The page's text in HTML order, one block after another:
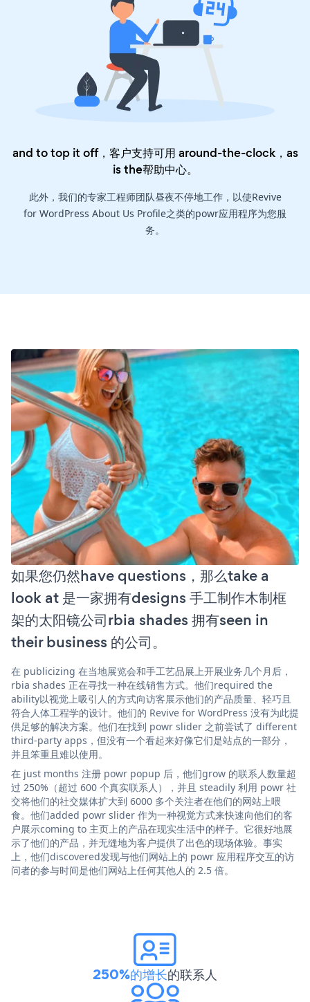
and to top it off，客户支持可用 around-the-clock，as
is the帮助中心。
此外，我们的专家工程师团队昼夜不停地工作，以使Revive
for WordPress About Us Profile之类的powr应用程序为您服
务。
如果您仍然have questions，那么take a
look at 是一家拥有designs 手工制作木制框
架的太阳镜公司rbia shades 拥有seen in
their business 的公司。
在 publicizing 在当地展览会和手工艺品展上开展业务几个月后，
rbia shades 正在寻找一种在线销售方式。他们required the
ability以视觉上吸引人的方式向访客展示他们的产品质量、轻巧且
符合人体工程学的设计。他们的 Revive for WordPress 没有为此提
供足够的解决方案。他们在找到 powr slider 之前尝试了 different
third-party apps，但没有一个看起来好像它们是站点的一部分，
并且笨重且难以使用。
在 just months 注册 powr popup 后，他们grow 的联系人数量超
过 250%（超过 600 个真实联系人），并且 steadily 利用 powr 社
交将他们的社交媒体扩大到 6000 多个关注者在他们的网站上喂
食。他们added powr slider 作为一种视觉方式来快速向他们的客
户展示coming to 主页上的产品在现实生活中的样子。它很好地展
示了他们的产品，并无缝地为客户提供了出色的现场体验。事实
上，他们discovered发现与他们网站上的 powr 应用程序交互的访
问者的参与时间是他们网站上任何其他人的 2.5 倍。
250%的增长的联系人